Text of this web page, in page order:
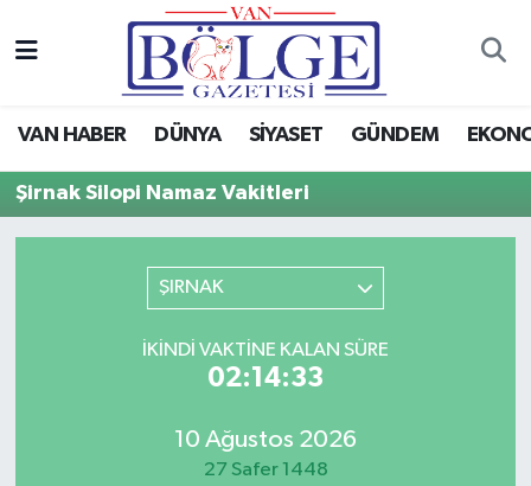
VAN HABER DÜNYA SİYASET GÜNDEM
Şirnak Silopi Namaz Vakitleri
ŞIRNAK
İKINDI VAKTINE KALAN SÜRE
02:14:33
10 Ağustos 2026
27 Safer 1448
Van Haber
Hava Durumu
Tüm Manşetler